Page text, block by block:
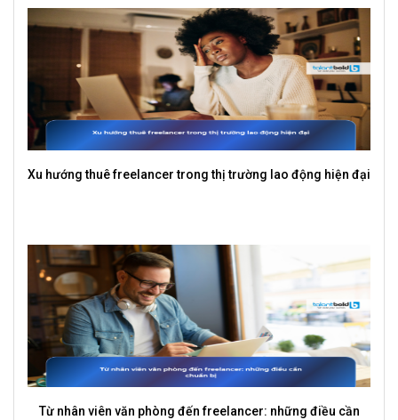
Xu hướng thuê freelancer trong thị trường lao động hiện đại
Từ nhân viên văn phòng đến freelancer: những điều cần